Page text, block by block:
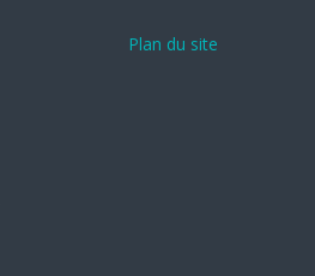
Plan du site